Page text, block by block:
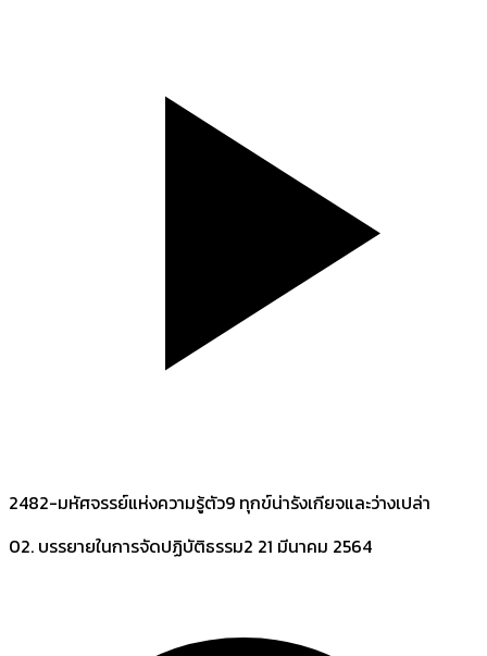
2482-มหัศจรรย์แห่งความรู้ตัว9 ทุกข์น่ารังเกียจและว่างเปล่า
02. บรรยายในการจัดปฏิบัติธรรม2 21 มีนาคม 2564